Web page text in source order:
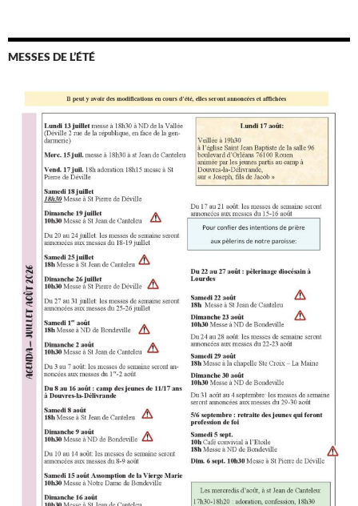
MESSES DE L’ÉTÉ